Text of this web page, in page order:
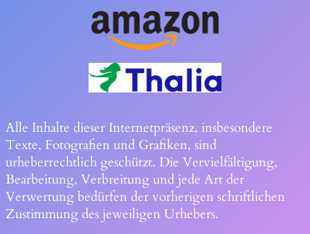
Alle Inhalte dieser Internetpräsenz, insbesondere
Texte, Fotografien und Grafiken, sind
urheberrechtlich geschützt. Die Vervielfältigung,
Bearbeitung, Verbreitung und jede Art der
Verwertung bedürfen der vorherigen schriftlichen
Zustimmung des jeweiligen Urhebers.